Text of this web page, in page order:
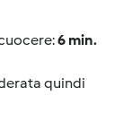
6 min.
quindi